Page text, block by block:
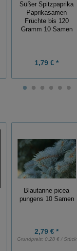
Süßer Spitzpaprika
Paprikasamen
Früchte bis 120
Gramm 10 Samen
1,79 € *
Blautanne picea
pungens 10 Samen
2,79 € *
Grundpreis: 0,28 € / Stück